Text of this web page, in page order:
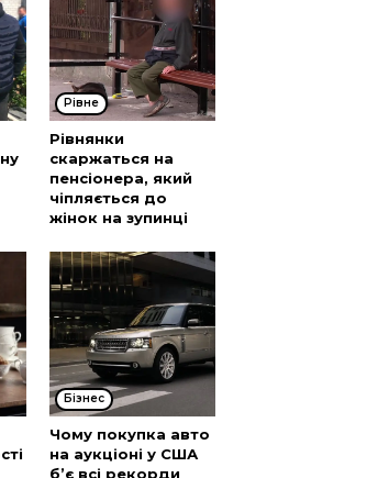
Рівне
Рівнянки
скаржаться на
пенсіонера, який
чіпляється до
жінок на зупинці
Бізнес
Чому покупка авто
на аукціоні у США
б’є всі рекорди